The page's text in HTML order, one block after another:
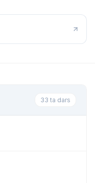
33 ta dars